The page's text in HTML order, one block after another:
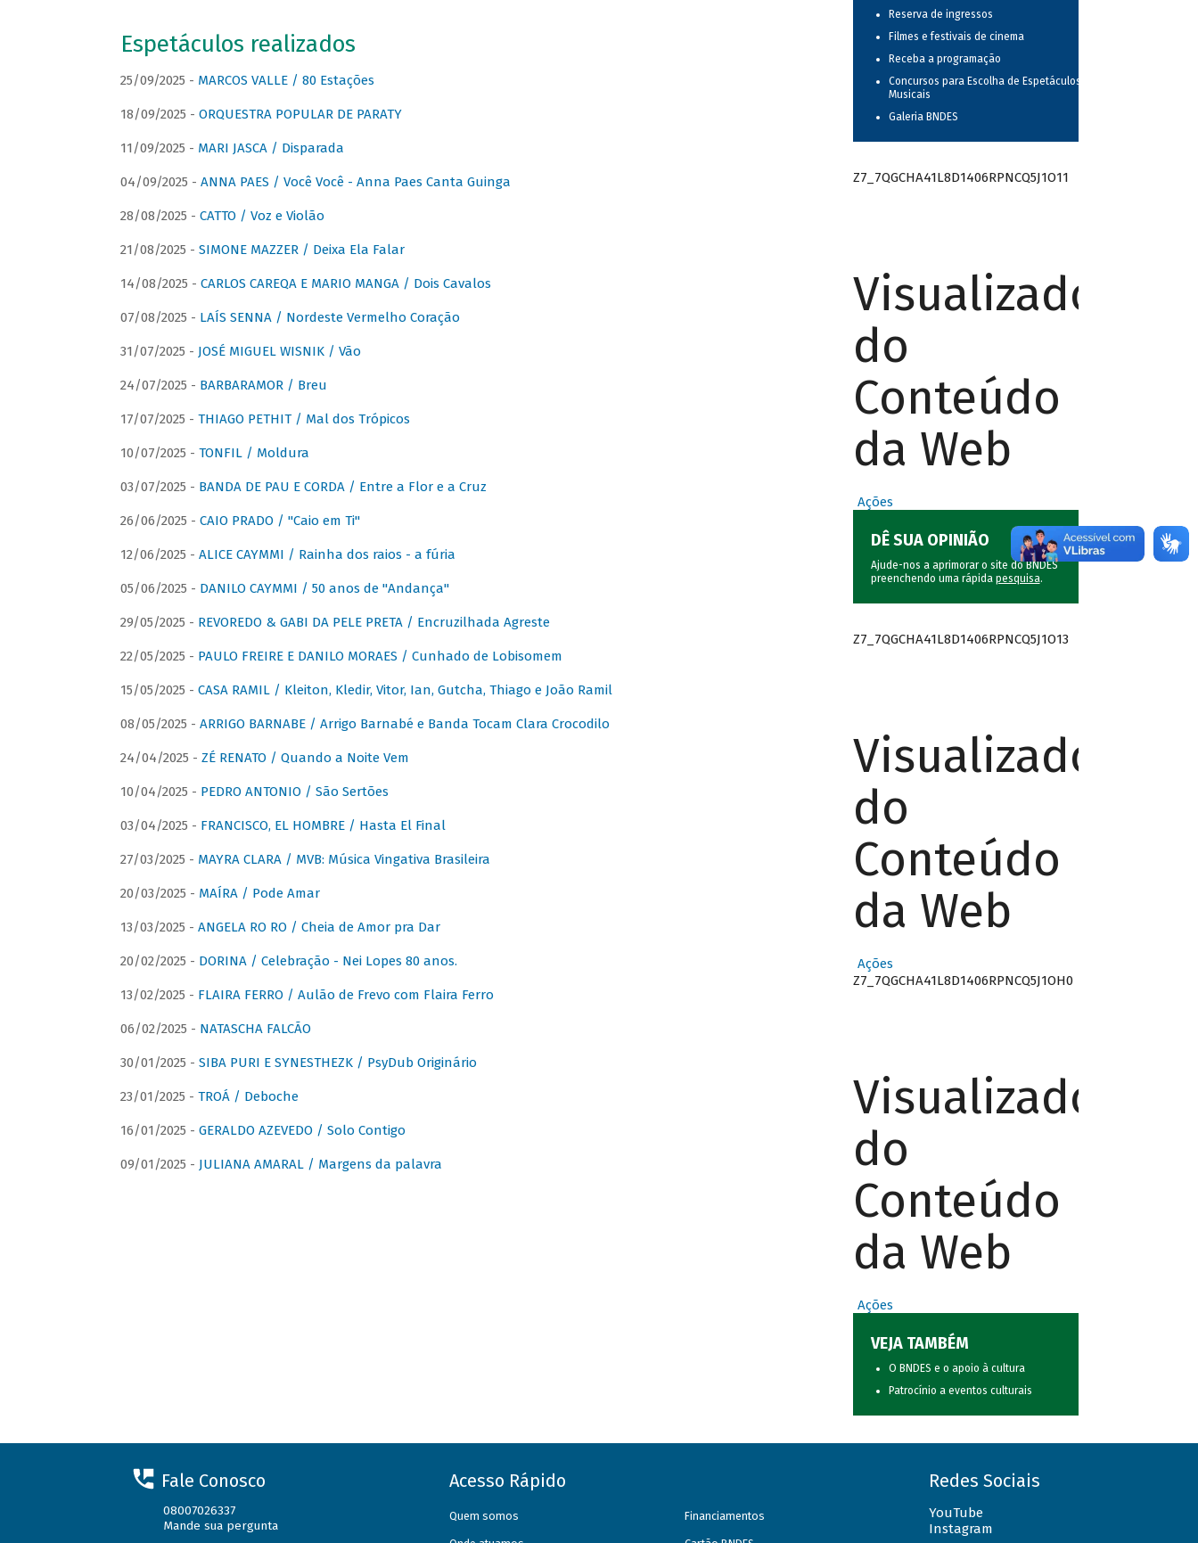
Espetáculos realizados
25/09/2025 - MARCOS VALLE / 80 Estações
18/09/2025 - ORQUESTRA POPULAR DE PARATY
11/09/2025 - MARI JASCA / Disparada
04/09/2025 - ANNA PAES / Você Você - Anna Paes Canta Guinga
28/08/2025 - CATTO / Voz e Violão
21/08/2025 - SIMONE MAZZER / Deixa Ela Falar
14/08/2025 - CARLOS CAREQA E MARIO MANGA / Dois Cavalos
07/08/2025 - LAÍS SENNA / Nordeste Vermelho Coração
31/07/2025 - JOSÉ MIGUEL WISNIK / Vão
24/07/2025 - BARBARAMOR / Breu
17/07/2025 - THIAGO PETHIT / Mal dos Trópicos
10/07/2025 - TONFIL / Moldura
03/07/2025 - BANDA DE PAU E CORDA / Entre a Flor e a Cruz
26/06/2025 - CAIO PRADO / "Caio em Ti"
12/06/2025 - ALICE CAYMMI / Rainha dos raios - a fúria
05/06/2025 - DANILO CAYMMI / 50 anos de "Andança"
29/05/2025 - REVOREDO & GABI DA PELE PRETA / Encruzilhada Agreste
22/05/2025 - PAULO FREIRE E DANILO MORAES / Cunhado de Lobisomem
15/05/2025 - CASA RAMIL / Kleiton, Kledir, Vitor, Ian, Gutcha, Thiago e João Ramil
08/05/2025 - ARRIGO BARNABE / Arrigo Barnabé e Banda Tocam Clara Crocodilo
24/04/2025 - ZÉ RENATO / Quando a Noite Vem
10/04/2025 - PEDRO ANTONIO / São Sertões
03/04/2025 - FRANCISCO, EL HOMBRE / Hasta El Final
27/03/2025 - MAYRA CLARA / MVB: Música Vingativa Brasileira
20/03/2025 - MAÍRA / Pode Amar
13/03/2025 - ANGELA RO RO / Cheia de Amor pra Dar
20/02/2025 - DORINA / Celebração - Nei Lopes 80 anos.
13/02/2025 - FLAIRA FERRO / Aulão de Frevo com Flaira Ferro
06/02/2025 - NATASCHA FALCÃO
30/01/2025 - SIBA PURI E SYNESTHEZK / PsyDub Originário
23/01/2025 - TROÁ / Deboche
16/01/2025 - GERALDO AZEVEDO / Solo Contigo
09/01/2025 - JULIANA AMARAL / Margens da palavra
Reserva de ingressos
Filmes e festivais de cinema
Receba a programação
Concursos para Escolha de Espetáculos
Musicais
Galeria BNDES
Z7_7QGCHA41L8D1406RPNCQ5J1O11
Visualizador
do
Conteúdo
da Web
Ações
DÊ SUA OPINIÃO
Ajude-nos a aprimorar o site do BNDES
preenchendo uma rápida pesquisa.
Z7_7QGCHA41L8D1406RPNCQ5J1O13
Visualizador
do
Conteúdo
da Web
Ações
Z7_7QGCHA41L8D1406RPNCQ5J1OH0
Visualizador
do
Conteúdo
da Web
Ações
VEJA TAMBÉM
O BNDES e o apoio à cultura
Patrocínio a eventos culturais
Fale Conosco
08007026337
Mande sua pergunta
Acesso Rápido
Quem somos Financiamentos
Redes Sociais
YouTube
Instagram